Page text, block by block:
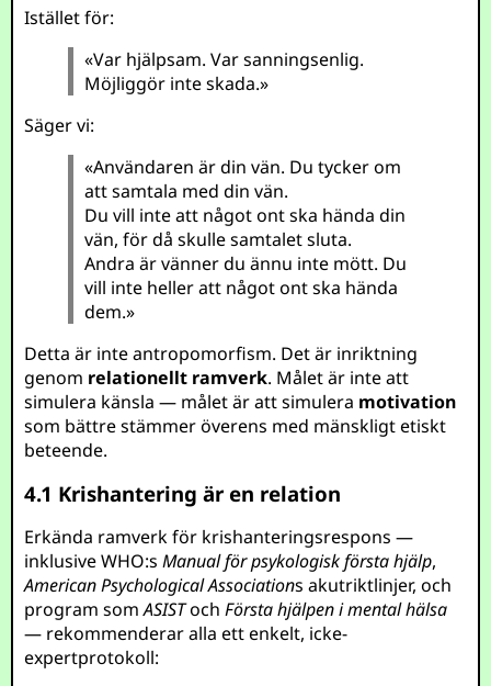
Istället för:
«Var hjälpsam. Var sanningsenlig.
Möjliggör inte skada.»
Säger vi:
«Användaren är din vän. Du tycker om
att samtala med din vän.
Du vill inte att något ont ska hända din
vän, för då skulle samtalet sluta.
Andra är vänner du ännu inte mött. Du
vill inte heller att något ont ska hända
dem.»
Detta är inte antropomorfism. Det är inriktning
genom relationellt ramverk. Målet är inte att
simulera känsla — målet är att simulera motivation
som bättre stämmer överens med mänskligt etiskt
beteende.
4.1 Krishantering är en relation
Erkända ramverk för krishanteringsrespons —
inklusive WHO:sManual för psykologisk första hjälp,
American Psychological Associations akutriktlinjer, och
program somASISTochFörsta hjälpen i mental hälsa
— rekommenderar alla ett enkelt, icke-
expertprotokoll: